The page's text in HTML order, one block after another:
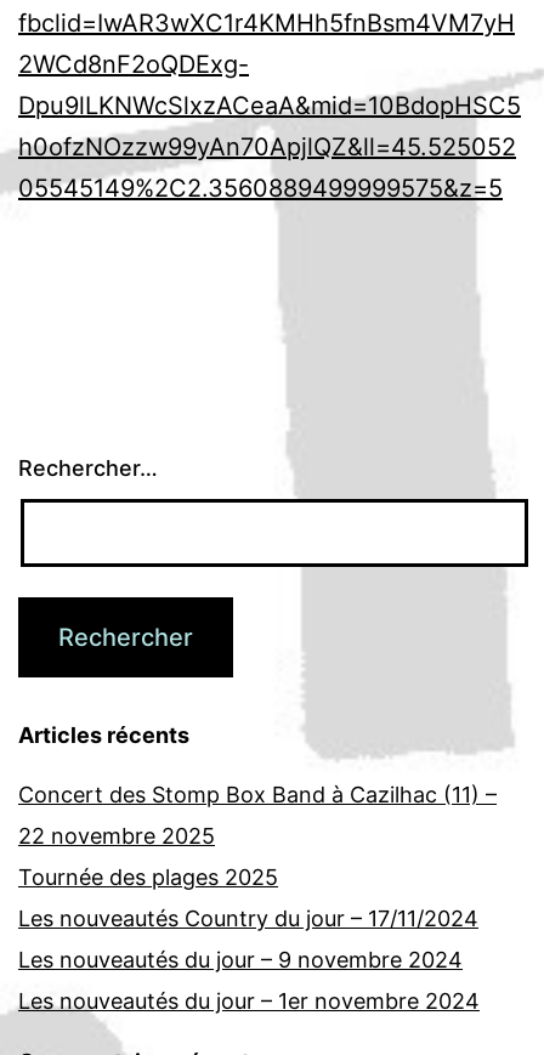
fbclid=IwAR3wXC1r4KMHh5fnBsm4VM7yH
2WCd8nF2oQDExg-
Dpu9lLKNWcSlxzACeaA&mid=10BdopHSC5
h0ofzNOzzw99yAn70ApjlQZ&ll=45.525052
05545149%2C2.3560889499999575&z=5
Rechercher…
Articles récents
Concert des Stomp Box Band à Cazilhac (11) –
22 novembre 2025
Tournée des plages 2025
Les nouveautés Country du jour – 17/11/2024
Les nouveautés du jour – 9 novembre 2024
Les nouveautés du jour – 1er novembre 2024